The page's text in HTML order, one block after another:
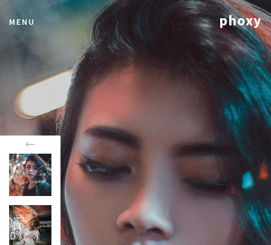
MENU phoxy